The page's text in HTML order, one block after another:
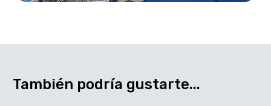
También podría gustarte...